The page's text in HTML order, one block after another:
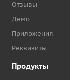
Отзывы
Демо
Приложения
Реквизиты
Продукты